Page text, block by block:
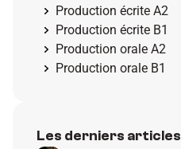
Production écrite A2
Production écrite B1
Production orale A2
Production orale B1
Les derniers articles